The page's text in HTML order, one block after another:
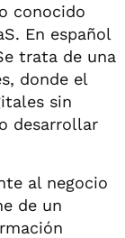
conocido
En español
trata de una
donde el
sin
desarrollar
al negocio
de un